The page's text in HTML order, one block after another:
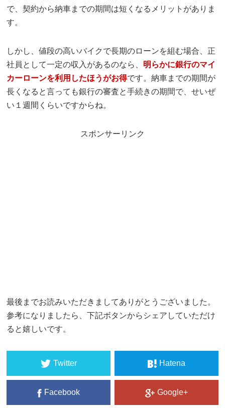
で、契約から納車までの期間は短くなるメリットがありま
す。
しかし、値段の高いバイクで長期のローンを組む場合、正
社員として一定の収入があるのなら、 明らかに銀行のマイ
カーローンを利用したほうがお得です。納車までの期間が
長くなると言っても銀行の審査と手続きの期間で、せいぜ
い１週間くらいですからね。
スポンサーリンク
最後までお読みいただきましてありがとうございました。
参考になりましたら、下記ボタンからシェアしていただけ
ると嬉しいです。
Twitter Hatena
Facebook Google+